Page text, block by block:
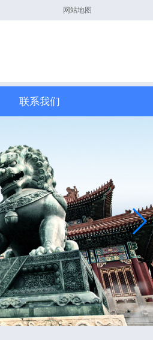
网站地图
联系我们